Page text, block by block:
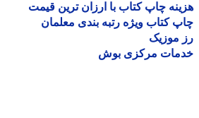
چاپ کتاب با ارزان ترین قیمت
کتاب ویژه رتبه بندی معلمان
موزیک
مرکزی بوش